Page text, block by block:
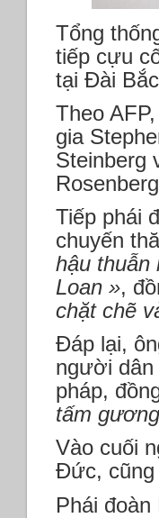
Tổng
tiếp cựu
tại Đài
Theo
gia
Steinberg
Tiếp phái
chuyến
hậu thuẫn
Loan »,
chặt chẽ
Đáp lại,
người dân
pháp,
tấm
Vào cuối
Đức, cũng
Phái